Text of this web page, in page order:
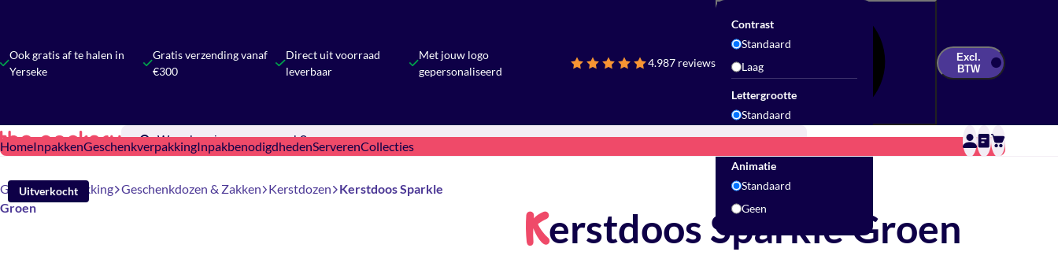
Ook gratis af te halen in
Yerseke
Gratis verzending vanaf
€300
Direct uit voorraad
leverbaar
Met jouw logo
gepersonaliseerd
4.987 reviews
Contrast
Standaard
Laag
Lettergrootte
Standaard
Groot
Animatie
Standaard
Geen
Excl.
BTW
Updates & InspiratieContact
HomeInpakkenGeschenkverpakkingInpakbenodigdhedenServerenCollecties
Uitverkocht
Geschenkverpakking Geschenkdozen & Zakken Kerstdozen
Kerstdoos Sparkle
Groen
Kerstdoos Sparkle Groen